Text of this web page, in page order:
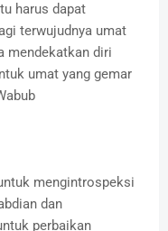
harus dapat
terwujudnya umat
mendekatkan diri
umat yang gemar
mengintrospeksi
dan
perbaikan